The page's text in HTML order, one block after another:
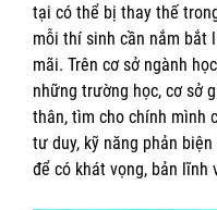
tại có thể bị thay thế
mỗi thí sinh cần nắm bắt
mãi. Trên cơ sở ngành
những trường học, cơ sở
thân, tìm cho chính mình
tư duy, kỹ năng phản
để có khát vọng, bản lĩnh